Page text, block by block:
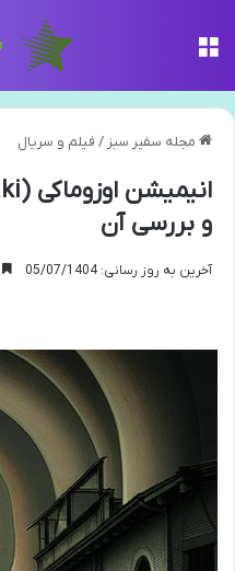
مجله سفیر سبز / فیلم و سریال
و بررسی آن
آخرین به روز رسانی: 05/07/1404